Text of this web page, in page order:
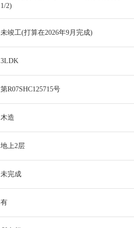
1/2)
未竣工(打算在2026年9月完成)
3LDK
第R07SHC125715号
木造
地上2层
未完成
有